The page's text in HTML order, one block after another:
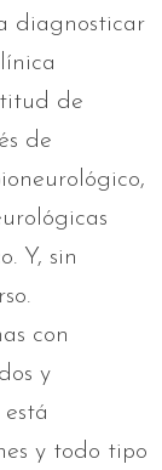
diagnosticar
de
de
Y, sin
con
y
y todo tipo